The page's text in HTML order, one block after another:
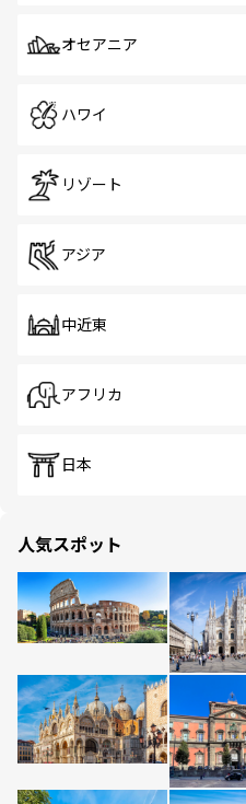
オセアニア
ハワイ
リゾート
アジア
中近東
アフリカ
日本
人気スポット